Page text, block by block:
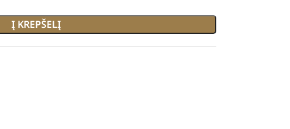
Į KREPŠELĮ